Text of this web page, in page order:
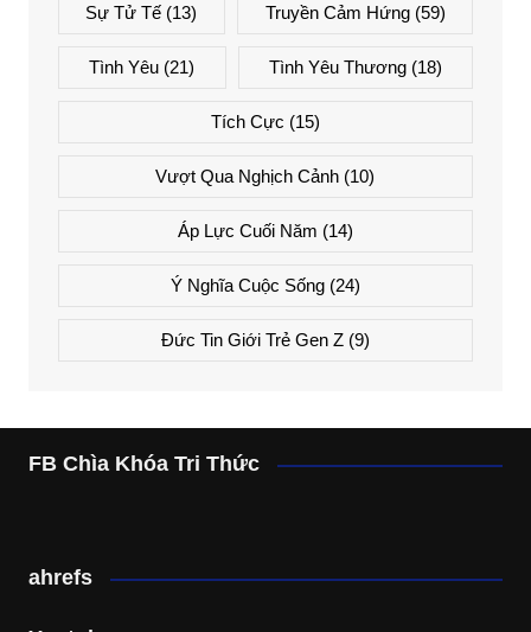
Sự Tử Tế (13) Truyền Cảm Hứng(59)
Tình Yêu (21) Tình Yêu Thương(18)
Tích Cực (15)
Vượt Qua Nghịch Cảnh (10)
Áp Lực Cuối Năm (14)
Ý Nghĩa Cuộc Sống(24)
Đức Tin Giới Trẻ Gen Z(9)
FB Chìa Khóa Tri Thức
ahrefs